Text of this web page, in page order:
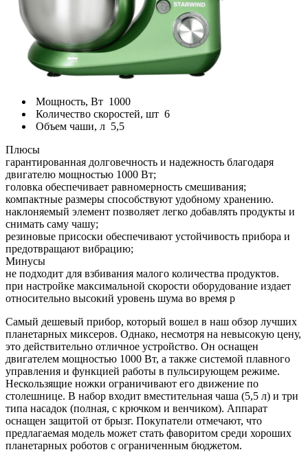
Мощность, Вт 1000
Количество скоростей, шт 6
Объем чаши, л 5,5
Плюсы
гарантированная долговечность и надежность благодаря
двигателю мощностью 1000 Вт;
головка обеспечивает равномерность смешивания;
компактные размеры способствуют удобному хранению.
наклоняемый элемент позволяет легко добавлять продукты и
снимать саму чашу;
резиновые присоски обеспечивают устойчивость прибора и
предотвращают вибрацию;
Минусы
не подходит для взбивания малого количества продуктов.
при настройке максимальной скорости оборудование издает
относительно высокий уровень шума во время р
Самый дешевый прибор, который вошел в наш обзор лучших
планетарных миксеров. Однако, несмотря на невысокую цену,
это действительно отличное устройство. Он оснащен
двигателем мощностью 1000 Вт, а также системой плавного
управления и функцией работы в пульсирующем режиме.
Нескользящие ножки ограничивают его движение по
столешнице. В набор входит вместительная чаша (5,5 л) и три
типа насадок (полная, с крючком и венчиком). Аппарат
оснащен защитой от брызг. Покупатели отмечают, что
предлагаемая модель может стать фаворитом среди хороших
планетарных роботов с ограниченным бюджетом.